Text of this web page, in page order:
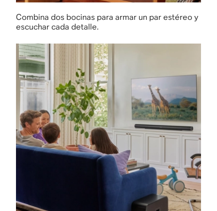
Combina dos bocinas para armar un par estéreo y
escuchar cada detalle.